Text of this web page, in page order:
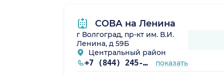
СОВА на Ленина
г Волгоград, пр-кт им. В.И.
Ленина, д 59Б
Центральный район
+7 (844) 245-97-65 показать